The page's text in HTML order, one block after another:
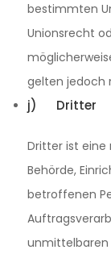
bestimmten
Unionsrecht
gelten jedoch
j) Dritter
Dritter ist eine
Behörde,
betroffenen
unmittelbaren